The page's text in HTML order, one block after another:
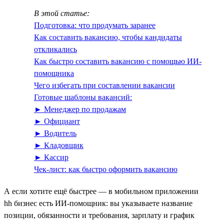
В этой статье:
Подготовка: что продумать заранее
Как составить вакансию, чтобы кандидаты
откликались
Как быстро составить вакансию с помощью ИИ-
помощника
Чего избегать при составлении вакансии
Готовые шаблоны вакансий:
► Менеджер по продажам
► Официант
► Водитель
► Кладовщик
► Кассир
Чек-лист: как быстро оформить вакансию
А если хотите ещё быстрее — в мобильном приложении
hh бизнес есть ИИ‑помощник: вы указываете название
позиции, обязанности и требования, зарплату и график